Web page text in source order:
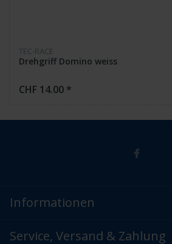
TEC-RACE
Drehgriff Domino weiss
CHF 14.00 *
Informationen
Service, Versand & Zahlung